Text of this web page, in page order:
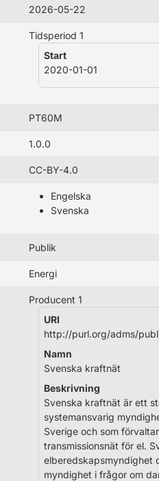
2026-05-22
Tidsperiod 1
Start
2020-01-01
PT60M
1.0.0
CC-BY-4.0
Engelska
Svenska
Publik
Energi
Producent 1
URI
http://purl.org/adms/
Namn
Svenska kraftnät
Beskrivning
Svenska kraftnät är ett
systemansvarig
Sverige och som
transmissionsnät för el.
elberedskapsmyndighet
myndighet i frågor om